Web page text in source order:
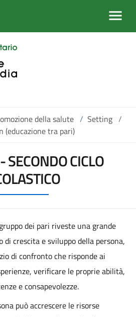
della salute / Setting /
(educazione tra pari)
SECONDO CICLO
dei pari riveste una grande
di crescita e sviluppo della persona,
di confronto che risponde ai
verificare le proprie abilità,
e consapevolezze.
può accrescere le risorse